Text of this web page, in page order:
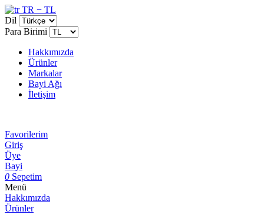
TR − TL
Dil
Para Birimi
Hakkımızda
Ürünler
Markalar
Bayi Ağı
İletişim
Favorilerim
Giriş
Üye
Bayi
0 Sepetim
Menü
Hakkımızda
Ürünler